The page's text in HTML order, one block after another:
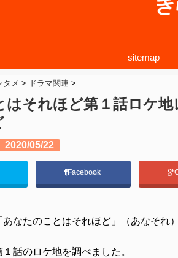
sitemap
タメ > ドラマ関連 >
はそれほど第１話ロケ
2020/05/22
Facebook
なたのことはそれほど」（あなそれ）
話のロケ地を調べました。